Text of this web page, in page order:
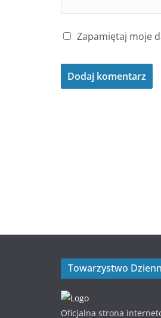
Zapamiętaj moje
Towarzystwo
Oficjalna strona